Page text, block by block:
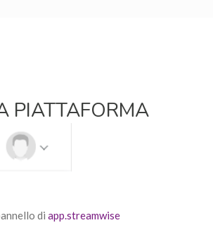
PIATTAFORMA
di app.streamwise